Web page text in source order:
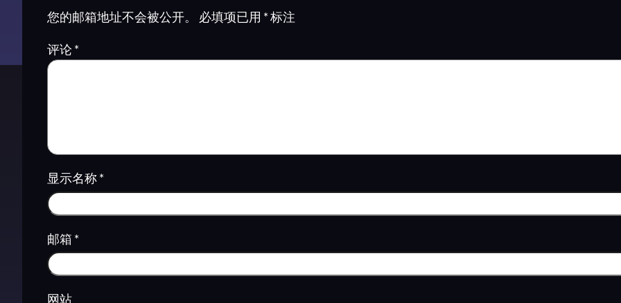
您的邮箱地址不会被公开。 必填项已用 *标注
评论*
显示名称*
邮箱 *
网站